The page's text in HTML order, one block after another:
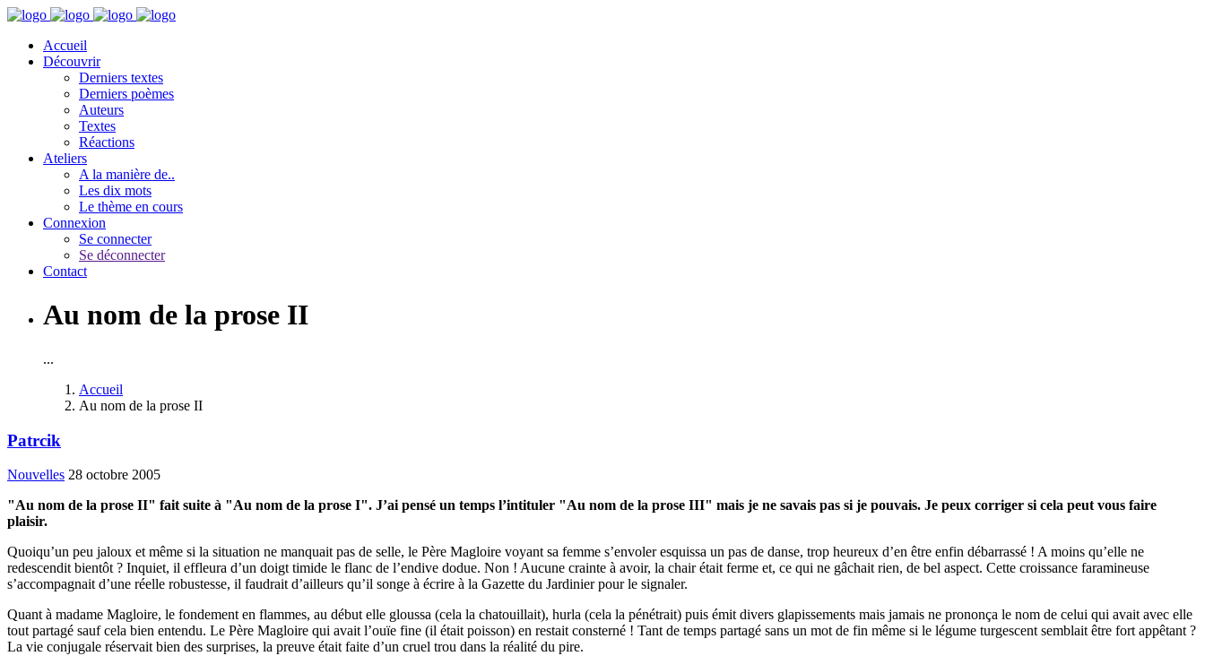
Accueil
Découvrir
Derniers textes
Derniers poèmes
Auteurs
Textes
Réactions
Ateliers
A la manière de..
Les dix mots
Le thème en cours
Connexion
Se connecter
Se déconnecter
Contact
Au nom de la prose II
...
Accueil
Au nom de la prose II
Patrcik
Nouvelles 28 octobre 2005
"Au nom de la prose II" fait suite à "Au nom de la prose I". J’ai pensé un temps l’intituler "Au nom de la prose III" mais je ne savais pas si je pouvais. Je peux corriger si cela peut vous faire
plaisir.
Quoiqu’un peu jaloux et même si la situation ne manquait pas de selle, le Père Magloire voyant sa femme s’envoler esquissa un pas de danse, trop heureux d’en être enfin débarrassé ! A moins qu’elle ne
redescendit bientôt ? Inquiet, il effleura d’un doigt timide le flanc de l’endive dodue. Non ! Aucune crainte à avoir, la chair était ferme et, ce qui ne gâchait rien, de bel aspect. Cette croissance faramineuse
s’accompagnait d’une réelle robustesse, il faudrait d’ailleurs qu’il songe à écrire à la Gazette du Jardinier pour le signaler.
Quant à madame Magloire, le fondement en flammes, au début elle gloussa (cela la chatouillait), hurla (cela la pénétrait) puis émit divers glapissements mais jamais ne prononça le nom de celui qui avait avec elle
tout partagé sauf cela bien entendu. Le Père Magloire qui avait l’ouïe fine (il était poisson) en restait consterné ! Tant de temps partagé sans un mot de fin même si le légume turgescent semblait être fort appêtant ?
La vie conjugale réservait bien des surprises, la preuve était faite d’un cruel trou dans la réalité du pire.